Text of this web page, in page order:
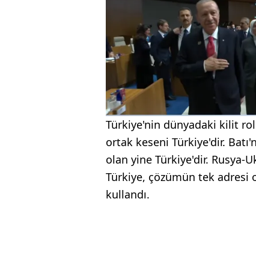
Türkiye'nin dünyadaki kilit
ortak keseni Türkiye'dir.
olan yine Türkiye'dir. Rusya-
Türkiye, çözümün tek adresi
kullandı.